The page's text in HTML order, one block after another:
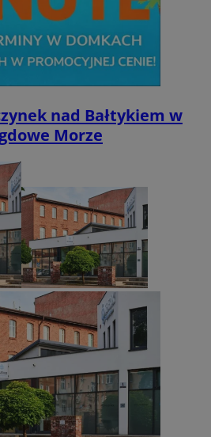
nad Bałtykiem w
Morze